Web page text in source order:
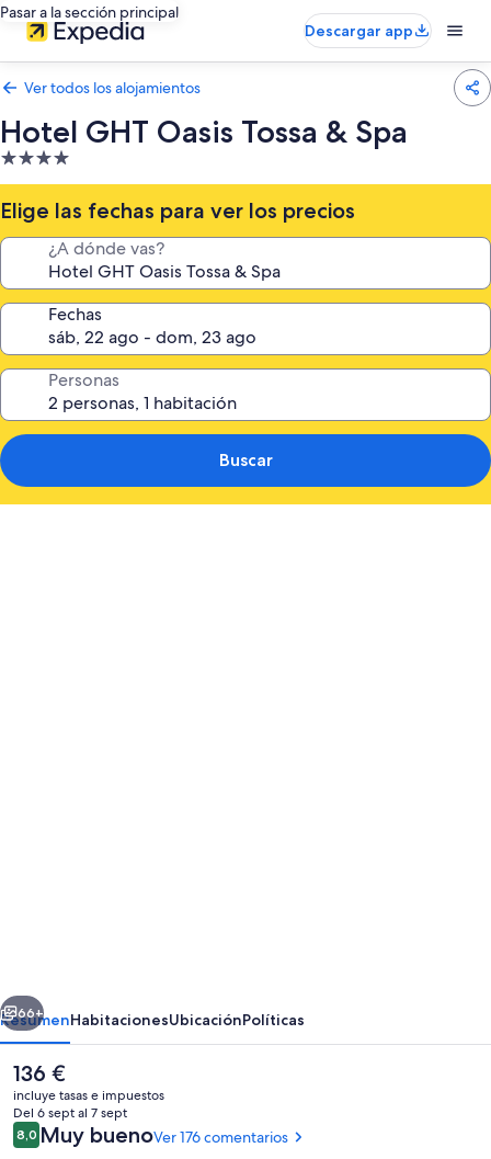
Pasar a la sección principal
Descargar app
Ver todos los alojamientos
Hotel GHT Oasis Tossa & Spa
Alojamiento
de
4.0 estrellas
Elige las fechas para ver los precios
¿A dónde vas?
Fechas
Personas
Buscar
&
Spa
Siguiente
66+
ResumenHabitacionesUbicaciónPolíticas
El
precio
actual
es
de
136 €
incluye tasas e impuestos
Del 6 sept al 7 sept
Comentarios
8,08,0 de 10
Muy buenoVer 176 comentarios